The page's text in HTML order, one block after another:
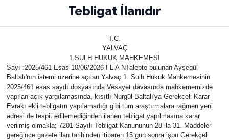
Tebligat İlanıdır
T.C.
YALVAÇ
1.SULH HUKUK MAHKEMESİ
Sayı :2025/461 Esas 10/06/2026 İ L A NTalepte bulunan Ayşegül
Baltalı'nın istemi üzerine açılan Yalvaç 1. Sulh Hukuk Mahkemesinin
2025/461 esas sayılı dosyasında Vesayet davasında mahkememizde
yapılan açık yargılamasında, kısıtlı Nurgül Baltalı'ya Gerekçeli Karar
Evrakı ekli tebligatın yapılamadığı gibi tüm araştırmalara rağmen yeni
adresi de tespit edilemediğinden ilanen tebligat yapılmasına karar
verilmiş olmakla; 7201 Sayılı Tebligat Kanununun 28 ila 31. Maddeleri
gereğince gazete ilan tarihinden itibaren 15 gün sonra işbu Gerekçeli
ASAYİŞ
BİLİM VE TEKNOLOJİ
EĞİTİM
GENEL
Güncel
Süper Lig Puan Durumu ve Fikstür
Son Dakika Haberleri
Haber Arşivi